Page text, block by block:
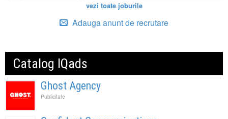
vezi toate joburile
Adauga anunt de recrutare
Catalog IQads
Ghost Agency
Publicitate